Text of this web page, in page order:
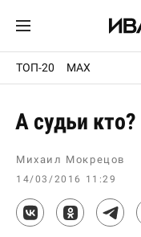
ТОП-20 MAX
А судьи кто?
Михаил Мокрецов
14/03/2016 11:29